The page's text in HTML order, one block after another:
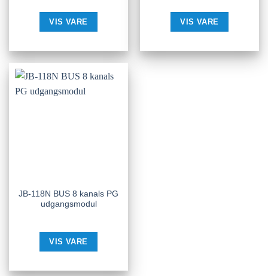
VIS VARE VIS VARE
JB-118N BUS 8 kanals PG
udgangsmodul
VIS VARE